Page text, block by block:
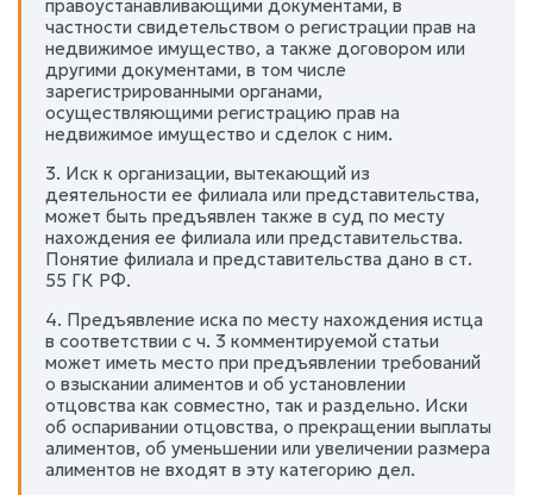
правоустанавливающими документами, в
частности свидетельством о регистрации прав на
недвижимое имущество, а также договором или
другими документами, в том числе
зарегистрированными органами,
осуществляющими регистрацию прав на
недвижимое имущество и сделок с ним.
3. Иск к организации, вытекающий из
деятельности ее филиала или представительства,
может быть предъявлен также в суд по месту
нахождения ее филиала или представительства.
Понятие филиала и представительства дано в ст.
55 ГК РФ.
4. Предъявление иска по месту нахождения истца
в соответствии с ч. 3 комментируемой статьи
может иметь место при предъявлении требований
о взыскании алиментов и об установлении
отцовства как совместно, так и раздельно. Иски
об оспаривании отцовства, о прекращении выплаты
алиментов, об уменьшении или увеличении размера
алиментов не входят в эту категорию дел.